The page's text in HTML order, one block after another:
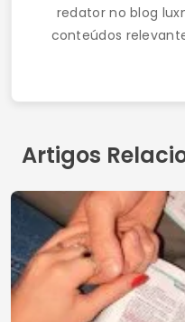
redator no blog
conteúdos
Artigos